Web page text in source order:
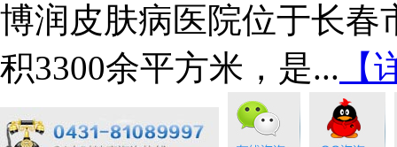
博润皮肤病医院位于长春
积3300余平方米，是... 【